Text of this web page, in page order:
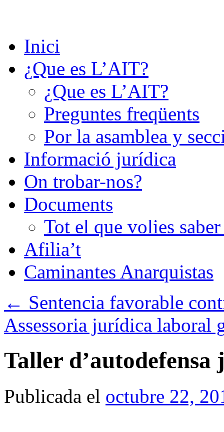
Inici
¿Que es L’AIT?
¿Que es L’AIT?
Preguntes freqüents
Por la asamblea y
Informació jurídica
On trobar-nos?
Documents
Tot el que volies
Afilia’t
Caminantes Anarquistas
← Sentencia favorable
Assessoria jurídica laboral
Taller
Publicada el octubre 22,